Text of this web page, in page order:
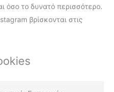
όσο το δυνατό περισσότερο.
βρίσκονται στις